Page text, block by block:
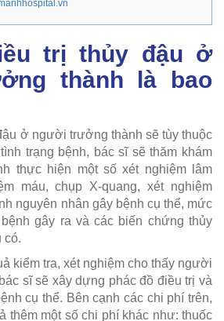
trị thủy đậu ở
thành là bao
ở người trưởng thành sẽ tùy thuộc
trạng bệnh, bác sĩ sẽ thăm khám
thực hiện một số xét nghiệm lâm
máu, chụp X-quang, xét nghiệm
nguyên nhân gây bệnh cụ thể, mức
gây ra và các biến chứng thủy
có.
kiểm tra, xét nghiệm cho thấy người
sĩ sẽ xây dựng phác đồ điều trị và
cụ thể. Bên cạnh các chi phí trên,
thêm một số chi phí khác như: thuốc